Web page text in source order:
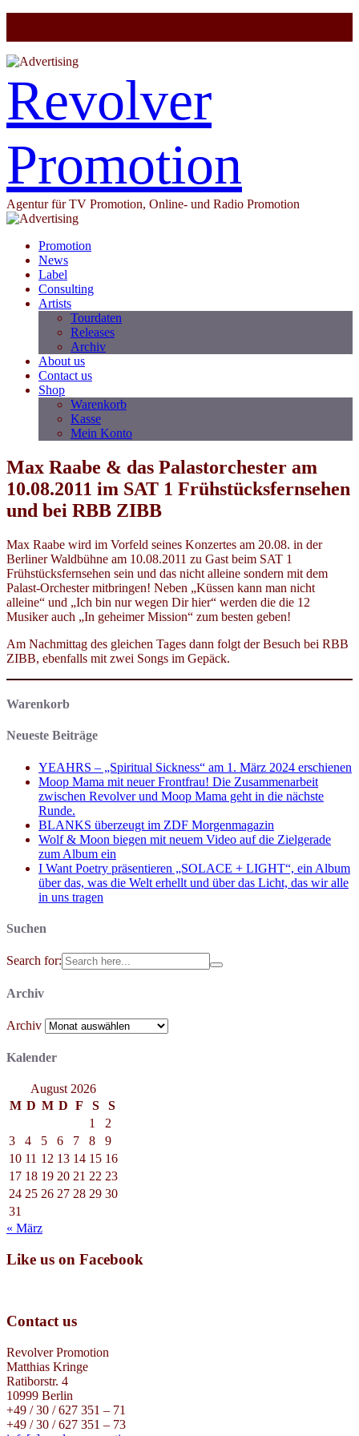
Revolver
Promotion
Agentur für TV Promotion, Online- und Radio Promotion
Promotion
News
Label
Consulting
Artists
Tourdaten
Releases
Archiv
About us
Contact us
Shop
Warenkorb
Kasse
Mein Konto
Max Raabe & das Palastorchester am
10.08.2011 im SAT 1 Frühstücksfernsehen
und bei RBB ZIBB
Max Raabe wird im Vorfeld seines Konzertes am 20.08. in der
Berliner Waldbühne am 10.08.2011 zu Gast beim SAT 1
Frühstücksfernsehen sein und das nicht alleine sondern mit dem
Palast-Orchester mitbringen! Neben „Küssen kann man nicht
alleine“ und „Ich bin nur wegen Dir hier“ werden die die 12
Musiker auch „In geheimer Mission“ zum besten geben!
Am Nachmittag des gleichen Tages dann folgt der Besuch bei RBB
ZIBB, ebenfalls mit zwei Songs im Gepäck.
Warenkorb
Neueste Beiträge
YEAHRS – „Spiritual Sickness“ am 1. März 2024 erschienen
Moop Mama mit neuer Frontfrau! Die Zusammenarbeit
zwischen Revolver und Moop Mama geht in die nächste
Runde.
BLANKS überzeugt im ZDF Morgenmagazin
Wolf & Moon biegen mit neuem Video auf die Zielgerade
zum Album ein
I Want Poetry präsentieren „SOLACE + LIGHT“, ein Album
über das, was die Welt erhellt und über das Licht, das wir alle
in uns tragen
Suchen
Search for:
Archiv
Archiv
Kalender
August 2026
M D M D F S
S
1
2
3
4 5 6 7 8
9
10 11 12 13 14 15 16
17 18 19 20 21 22 23
24 25 26 27 28 29 30
31
« März
Like us on Facebook
Contact us
Revolver Promotion
Matthias Kringe
Ratiborstr. 4
10999 Berlin
+49 / 30 / 627 351 – 71
+49 / 30 / 627 351 – 73